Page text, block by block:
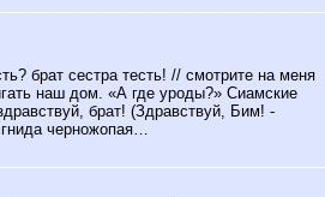
брат сестра тесть! // смотрите на меня
наш дом. «А где уроды?» Сиамские
брат! (Здравствуй, Бим! -
черножопая…